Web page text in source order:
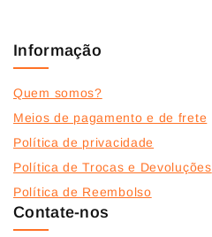
Informação
Quem somos?
Meios de pagamento e de frete
Política de privacidade
Política de Trocas e Devoluções
Política de Reembolso
Contate-nos